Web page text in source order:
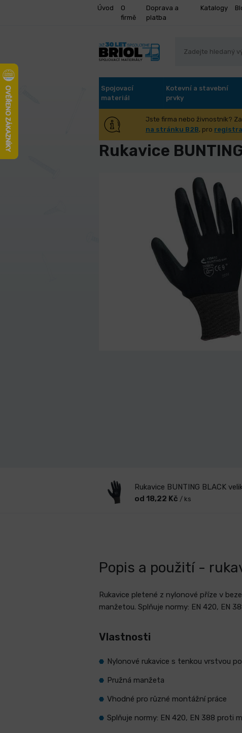
Úvod
O
firmě
Doprava a
platba
Katalogy
Spojovací
materiál
Kotevní a stavební
prvky
Jste firma nebo živnostník?
na stránku B2B, pro
Úvod Dílna, dům, zahrada
Rukavice
Rukavice BUNTING BLACK
od 18,22 Kč / ks
Popis a použití -
Rukavice pletené z nylonové příze v
manžetou. Splňuje normy: EN 420, EN
Vlastnosti
Nylonové rukavice s tenkou vrstvou
Pružná manžeta
Vhodné pro různé montážní práce
Splňuje normy: EN 420, EN 388 proti